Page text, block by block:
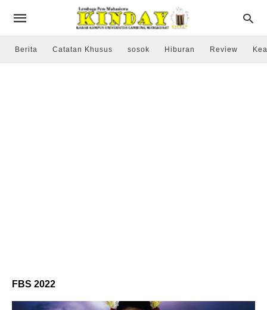
Berita Catatan Khusus sosok Hiburan Review
FBS 2022